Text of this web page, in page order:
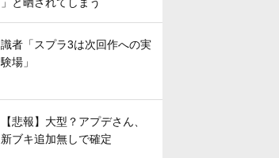
識者「スプラ3は次回作への実
験場」
【悲報】大型？アプデさん、
新ブキ追加無しで確定